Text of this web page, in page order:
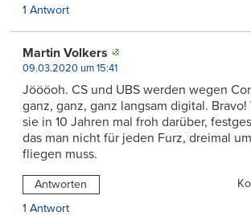
1 Antwort
Martin Volkers
09.03.2020 um 15:41
Jöööoh. CS und UBS werden wegen
ganz, ganz, ganz langsam digital.
sie in 10 Jahren mal froh darüber,
das man nicht für jeden Furz, dreimal
fliegen muss.
Antworten
1 Antwort